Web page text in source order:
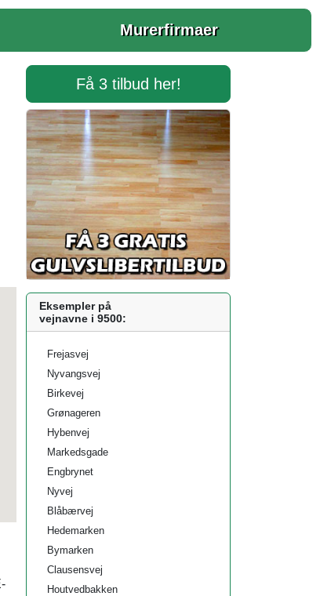
Murerfirmaer
Få 3 tilbud her!
Eksempler på
vejnavne i 9500:
Frejasvej
Nyvangsvej
Birkevej
Grønageren
Hybenvej
Markedsgade
Engbrynet
Nyvej
Blåbærvej
Hedemarken
Bymarken
Clausensvej
Houtvedbakken